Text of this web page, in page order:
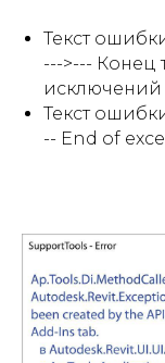
Текст
--->--- Конец
исключений
Текст
-- End of